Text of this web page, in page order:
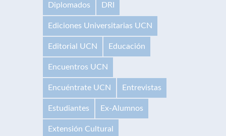
Diplomados DRI
Ediciones Universitarias UCN
Editorial UCN Educación
Encuentros UCN
Encuéntrate UCN Entrevistas
Estudiantes Ex-Alumnos
Extensión Cultural